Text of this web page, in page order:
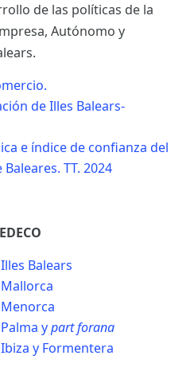
de las políticas de la
Autónomo y
de Illes Balears-
e índice de confianza del
TT. 2024
Balears
ypart forana
y Formentera